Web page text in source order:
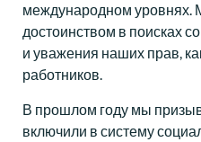
международном уровнях.
достоинством в поисках
и уважения наших прав,
работников.
В прошлом году мы
включили в систему